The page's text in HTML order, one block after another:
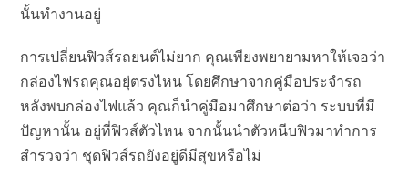
นั้นทำงานอยู่
การเปลี่ยนฟิวส์รถยนต์ไม่ยาก คุณเพียงพยายามหาให้เจอว่า
กล่องไฟรถคุณอยุ่ตรงไหน โดยศึกษาจากคู่มือประจำรถ
หลังพบกล่องไฟแล้ว คุณก็นำคู่มือมาศึกษาต่อว่า ระบบที่มี
ปัญหานั้น อยู่ที่ฟิวส์ตัวไหน จากนั้นนำตัวหนีบฟิวมาทำการ
สำรวจว่า ชุดฟิวส์รถยังอยู่ดีมีสุขหรือไม่